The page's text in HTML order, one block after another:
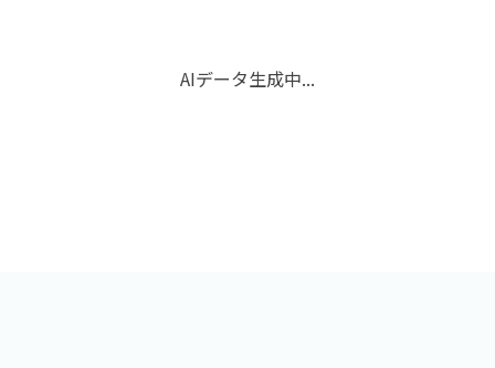
AIデータ生成中...